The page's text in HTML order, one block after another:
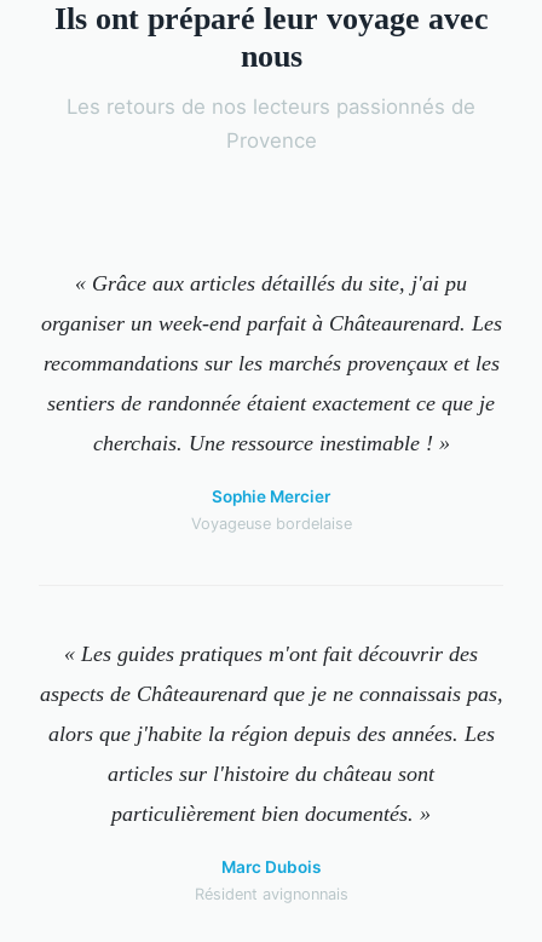
Ils ont préparé leur voyage avec
nous
Les retours de nos lecteurs passionnés de
Provence
« Grâce aux articles détaillés du site, j'ai pu
organiser un week-end parfait à Châteaurenard. Les
recommandations sur les marchés provençaux et les
sentiers de randonnée étaient exactement ce que je
cherchais. Une ressource inestimable ! »
Sophie Mercier
Voyageuse bordelaise
« Les guides pratiques m'ont fait découvrir des
aspects de Châteaurenard que je ne connaissais pas,
alors que j'habite la région depuis des années. Les
articles sur l'histoire du château sont
particulièrement bien documentés. »
Marc Dubois
Résident avignonnais